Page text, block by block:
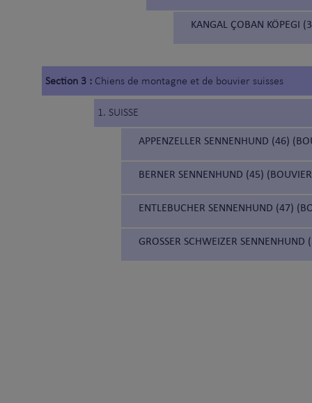
KANGAL ÇOBAN KÖPEGI
Section 3 : Chiens de montagne et de bouvier suisses
1. SUISSE
APPENZELLER SENNENHUND (46)
BERNER SENNENHUND (45)
ENTLEBUCHER SENNENHUND (47)
GROSSER SCHWEIZER